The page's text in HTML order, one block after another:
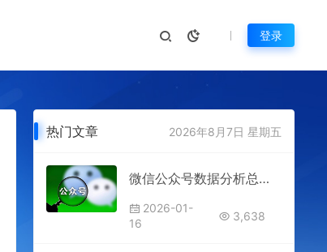
登录
热门文章 2026年8月7日 星期五
微信公众号数据分析总结如何做?带你玩转公众号后台数据
2026-01-
16
3,638